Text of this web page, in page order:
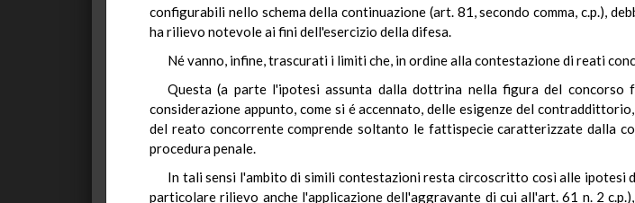
configurabili nello schema della continuazione (art. 81, secondo comma, c.p.),
ha rilievo notevole ai fini dell'esercizio della difesa.
Né vanno, infine, trascurati i limiti che, in ordine alla contestazione di reati
Questa (a parte l'ipotesi assunta dalla dottrina nella figura del
considerazione appunto, come si é accennato, delle esigenze del
del reato concorrente comprende soltanto le fattispecie caratterizzate dalla
procedura penale.
In tali sensi l'ambito di simili contestazioni resta circoscritto così alle ipotesi
particolare rilievo anche l'applicazione dell'aggravante di cui all'art. 61 n. 2